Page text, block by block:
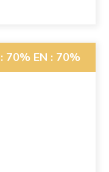
70% EN : 70%